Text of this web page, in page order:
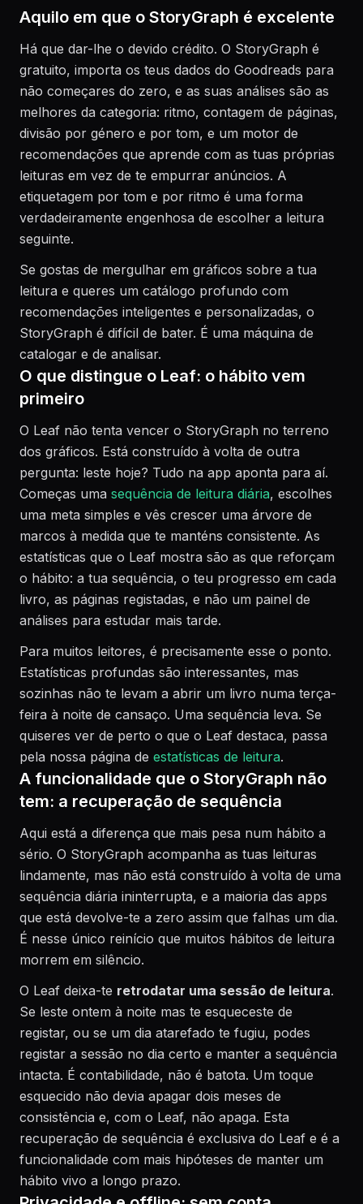
Aquilo em que o StoryGraph é excelente
Há que dar-lhe o devido crédito. O StoryGraph é
gratuito, importa os teus dados do Goodreads para
não começares do zero, e as suas análises são as
melhores da categoria: ritmo, contagem de páginas,
divisão por género e por tom, e um motor de
recomendações que aprende com as tuas próprias
leituras em vez de te empurrar anúncios. A
etiquetagem por tom e por ritmo é uma forma
verdadeiramente engenhosa de escolher a leitura
seguinte.
Se gostas de mergulhar em gráficos sobre a tua
leitura e queres um catálogo profundo com
recomendações inteligentes e personalizadas, o
StoryGraph é difícil de bater. É uma máquina de
catalogar e de analisar.
O que distingue o Leaf: o hábito vem
primeiro
O Leaf não tenta vencer o StoryGraph no terreno
dos gráficos. Está construído à volta de outra
pergunta: leste hoje? Tudo na app aponta para aí.
Começas uma sequência de leitura diária, escolhes
uma meta simples e vês crescer uma árvore de
marcos à medida que te manténs consistente. As
estatísticas que o Leaf mostra são as que reforçam
o hábito: a tua sequência, o teu progresso em cada
livro, as páginas registadas, e não um painel de
análises para estudar mais tarde.
Para muitos leitores, é precisamente esse o ponto.
Estatísticas profundas são interessantes, mas
sozinhas não te levam a abrir um livro numa terça-
feira à noite de cansaço. Uma sequência leva. Se
quiseres ver de perto o que o Leaf destaca, passa
pela nossa página de estatísticas de leitura.
A funcionalidade que o StoryGraph não
tem: a recuperação de sequência
Aqui está a diferença que mais pesa num hábito a
sério. O StoryGraph acompanha as tuas leituras
lindamente, mas não está construído à volta de uma
sequência diária ininterrupta, e a maioria das apps
que está devolve-te a zero assim que falhas um dia.
É nesse único reinício que muitos hábitos de leitura
morrem em silêncio.
O Leaf deixa-te retrodatar uma sessão de leitura.
Se leste ontem à noite mas te esqueceste de
registar, ou se um dia atarefado te fugiu, podes
registar a sessão no dia certo e manter a sequência
intacta. É contabilidade, não é batota. Um toque
esquecido não devia apagar dois meses de
consistência e, com o Leaf, não apaga. Esta
recuperação de sequência é exclusiva do Leaf e é a
funcionalidade com mais hipóteses de manter um
hábito vivo a longo prazo.